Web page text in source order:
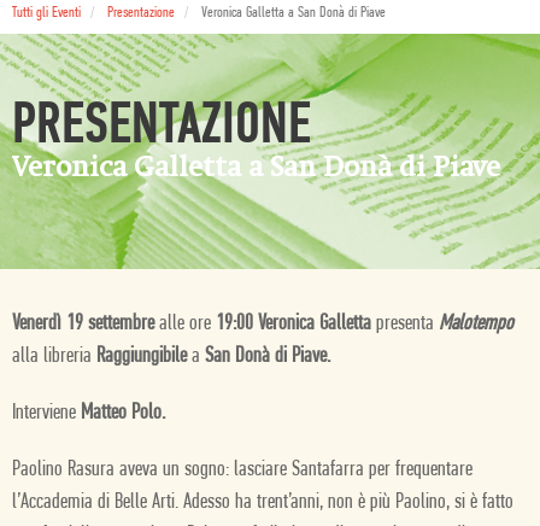
Tutti gli Eventi Presentazione Veronica Galletta a San Donà di Piave
PRESENTAZIONE
Veronica Galletta a San Donà di Piave
Venerdì 19 settembrealle ore 19:00 Veronica Galletta presenta Malotempo
alla libreria Raggiungibilea San Donà di Piave.
Interviene Matteo Polo.
Paolino Rasura aveva un sogno: lasciare Santafarra per frequentare
l’Accademia di Belle Arti. Adesso ha trent’anni, non è più Paolino, si è fatto